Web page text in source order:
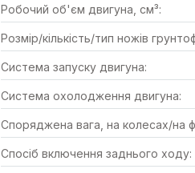
Робочий об'єм двигуна, см³:
Розмір/кількість/тип ножів
Система запуску двигуна:
Система охолодження двигуна:
Споряджена вага, на колесах/на
Спосіб включення заднього ходу: